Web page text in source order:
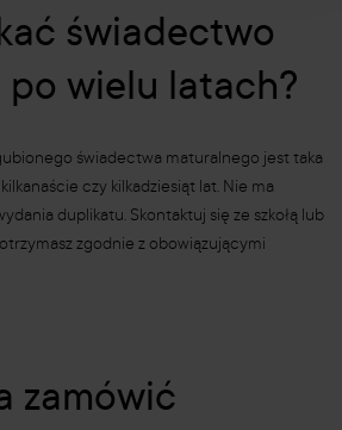
świadectwo
wielu latach?
świadectwa maturalnego jest taka
czy kilkadziesiąt lat. Nie ma
duplikatu. Skontaktuj się ze szkołą lub
zgodnie z obowiązującymi
zamówić